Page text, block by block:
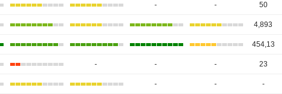
- - 50
4,893
454,13
- - - 23
- - -